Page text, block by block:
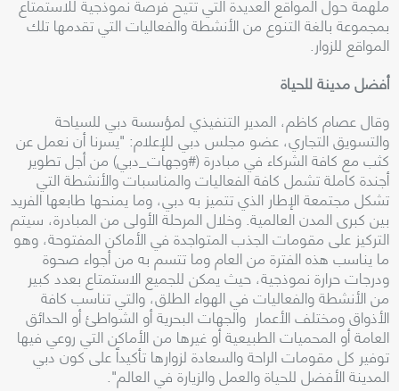
بمجموعة بالغة التنوع من الأنشطة والفعاليات التي تقدمها تلك
المواقع للزوار.
أفضل مدينة للحياة
وقال عصام كاظم، المدير التنفيذي لمؤسسة دبي للسياحة
والتسويق التجاري، عضو مجلس دبي للإعلام: "يسرنا أن نعمل عن
كثب مع كافة الشركاء في مبادرة (#وجهات_دبي) من أجل تطوير
أجندة كاملة تشمل كافة الفعاليات والمناسبات والأنشطة التي
تشكل مجتمعة الإطار الذي تتميز به دبي، وما يمنحها طابعها الفريد
بين كبرى المدن العالمية. وخلال المرحلة الأولى من المبادرة، سيتم
التركيز على مقومات الجذب المتواجدة في الأماكن المفتوحة، وهو
ما يناسب هذه الفترة من العام وما تتسم به من أجواء صحوة
ودرجات حرارة نموذجية، حيث يمكن للجميع الاستمتاع بعدد كبير
من الأنشطة والفعاليات في الهواء الطلق، والتي تناسب كافة
الأذواق ومختلف الأعمار والجهات البحرية أو الشواطئ أو الحدائق
العامة أو المحميات الطبيعية أو غيرها من الأماكن التي روعي فيها
توفير كل مقومات الراحة والسعادة لزوارها تأكيداً على كون دبي
المدينة الأفضل للحياة والعمل والزيارة في العالم".